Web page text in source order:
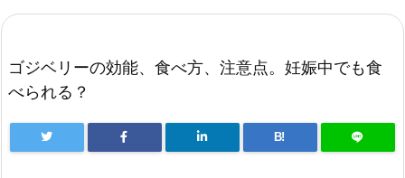
ゴジベリーの効能、食べ方、注意点。妊娠中でも食
べられる？
B!